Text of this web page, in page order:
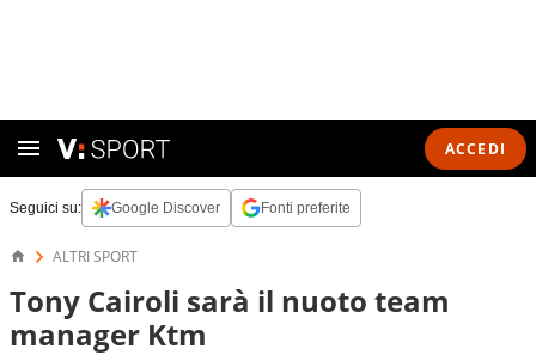
ACCEDI
Seguici su: Google Discover Fonti preferite
ALTRI SPORT
Tony Cairoli sarà il nuoto team
manager Ktm